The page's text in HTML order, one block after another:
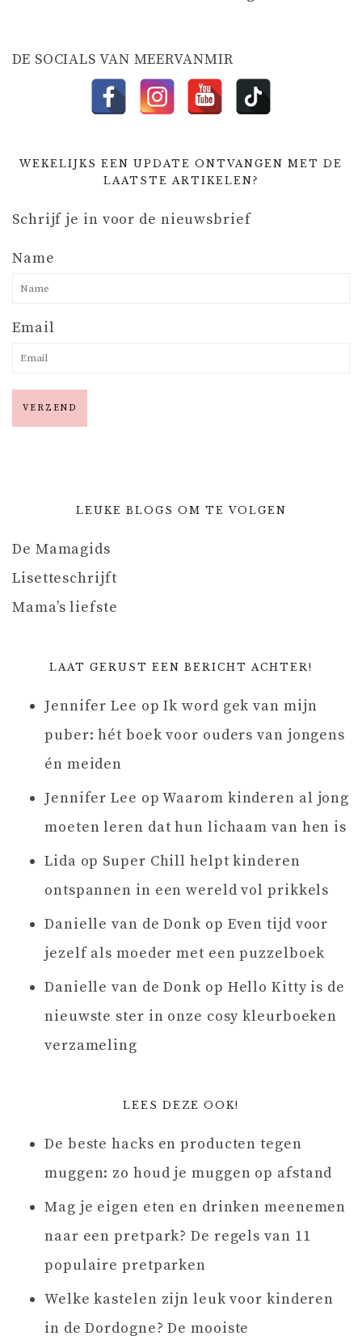
E
DE SOCIALS VAN MEERVANMIR
WEKELIJKS EEN UPDATE ONTVANGEN MET DE
LAATSTE ARTIKELEN?
Schrijf je in voor de nieuwsbrief
Name
Email
LEUKE BLOGS OM TE VOLGEN
De Mamagids
Lisetteschrijft
Mama’s liefste
LAAT GERUST EEN BERICHT ACHTER!
Jennifer Lee opIk word gek van mijn
puber: hét boek voor ouders van jongens
én meiden
Jennifer Lee opWaarom kinderen al jong
moeten leren dat hun lichaam van hen is
Lida op Super Chill helpt kinderen
ontspannen in een wereld vol prikkels
Danielle van de Donk op Even tijd voor
jezelf als moeder met een puzzelboek
Danielle van de Donk op Hello Kitty is de
nieuwste ster in onze cosy kleurboeken
verzameling
LEES DEZE OOK!
De beste hacks en producten tegen
muggen: zo houd je muggen op afstand
Mag je eigen eten en drinken meenemen
naar een pretpark? De regels van 11
populaire pretparken
Welke kastelen zijn leuk voor kinderen
in de Dordogne? De mooiste